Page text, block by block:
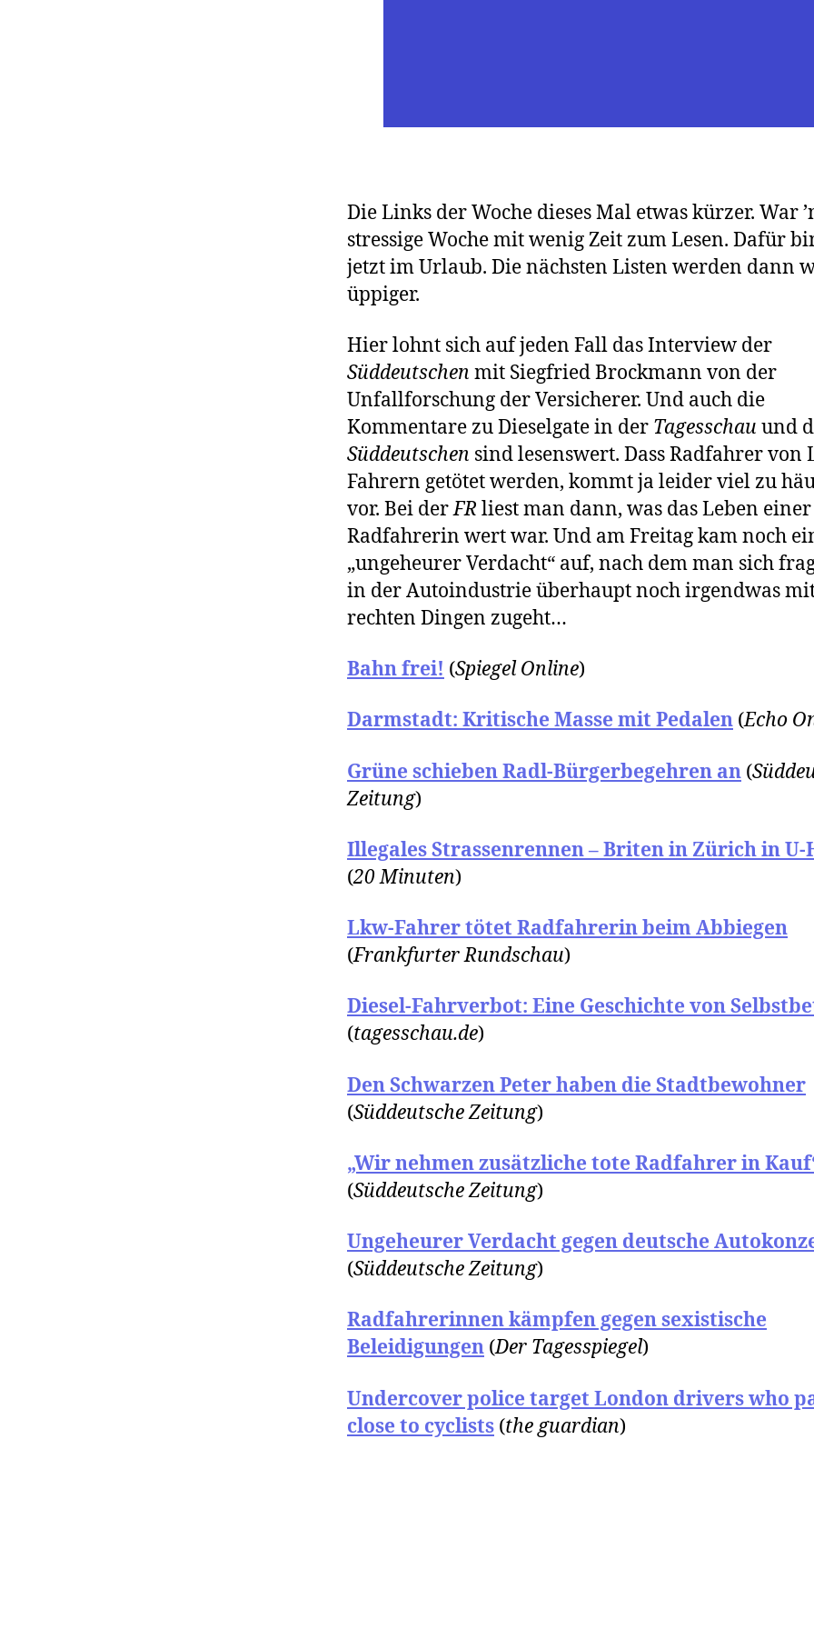
Die Links der Woche dieses Mal etwas kürzer. War
stressige Woche mit wenig Zeit zum Lesen. Dafür
jetzt im Urlaub. Die nächsten Listen werden dann
üppiger.
Hier lohnt sich auf jeden Fall das Interview der
Süddeutschen mit Siegfried Brockmann von der
Unfallforschung der Versicherer. Und auch die
Kommentare zu Dieselgate in der Tagesschau und
Süddeutschen sind lesenswert. Dass Radfahrer von
Fahrern getötet werden, kommt ja leider viel zu
vor. Bei derFR liest man dann, was das Leben einer
Radfahrerin wert war. Und am Freitag kam noch
„ungeheurer Verdacht“ auf, nach dem man sich
in der Autoindustrie überhaupt noch irgendwas
rechten Dingen zugeht…
Bahn frei! (Spiegel Online)
Darmstadt: Kritische Masse mit Pedalen (Echo
Grüne schieben Radl-Bürgerbegehren an (
Zeitung)
Illegales Strassenrennen – Briten in Zürich in U-
(20 Minuten)
Lkw-Fahrer tötet Radfahrerin beim Abbiegen
(Frankfurter Rundschau)
Diesel-Fahrverbot: Eine Geschichte von
(tagesschau.de)
Den Schwarzen Peter haben die Stadtbewohner
(Süddeutsche Zeitung)
„Wir nehmen zusätzliche tote Radfahrer in
(Süddeutsche Zeitung)
Ungeheurer Verdacht gegen deutsche
(Süddeutsche Zeitung)
Radfahrerinnen kämpfen gegen sexistische
Beleidigungen (Der Tagesspiegel)
Undercover police target London drivers who
close to cyclists (the guardian)